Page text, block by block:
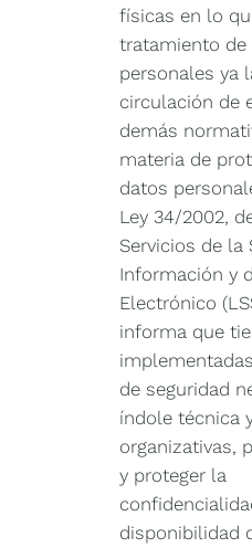
físicas en lo
tratamiento de
personales ya
circulación de
demás
materia de
datos
Ley 34/2002,
Servicios de la
Información y
Electrónico
informa que
de seguridad
índole técnica
organizativas,
y proteger la
disponibilidad